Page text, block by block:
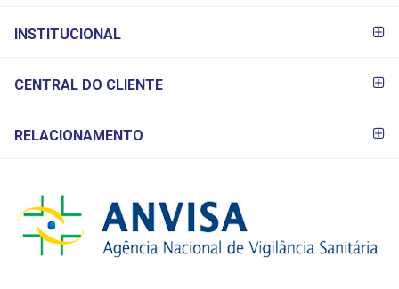
INSTITUCIONAL
CENTRAL DO CLIENTE
RELACIONAMENTO